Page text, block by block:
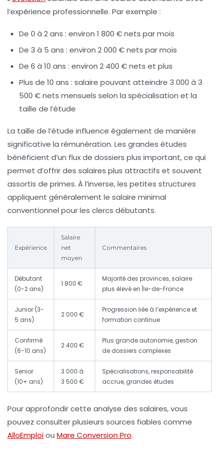
l’expérience professionnelle. Par exemple :
De 0 à 2 ans : environ 1 800 € nets par mois
De 3 à 5 ans : environ 2 000 € nets par mois
De 6 à 10 ans : environ 2 400 € nets et plus
Plus de 10 ans : salaire pouvant atteindre 3 000 à 3
500 € nets mensuels selon la spécialisation et la
taille de l’étude
La taille de l’étude influence également de manière
significative la rémunération. Les grandes études
bénéficient d’un flux de dossiers plus important, ce qui
permet d’offrir des salaires plus attractifs et souvent
assortis de primes. À l’inverse, les petites structures
appliquent généralement le salaire minimal
conventionnel pour les clercs débutants.
Expérience
Salaire
net
moyen
Commentaires
Débutant
(0-2 ans)
1 800 €
Majorité des provinces, salaire
plus élevé en Île-de-France
Junior (3-
5 ans)
2 000 €
Progression liée à l’expérience et
formation continue
Confirmé
(6-10 ans)
2 400 €
Plus grande autonomie, gestion
de dossiers complexes
Senior
(10+ ans)
3 000 à
3 500 €
Spécialisations, responsabilité
accrue, grandes études
Pour approfondir cette analyse des salaires, vous
pouvez consulter plusieurs sources fiables comme
AlloEmploiou Mare Conversion Pro.